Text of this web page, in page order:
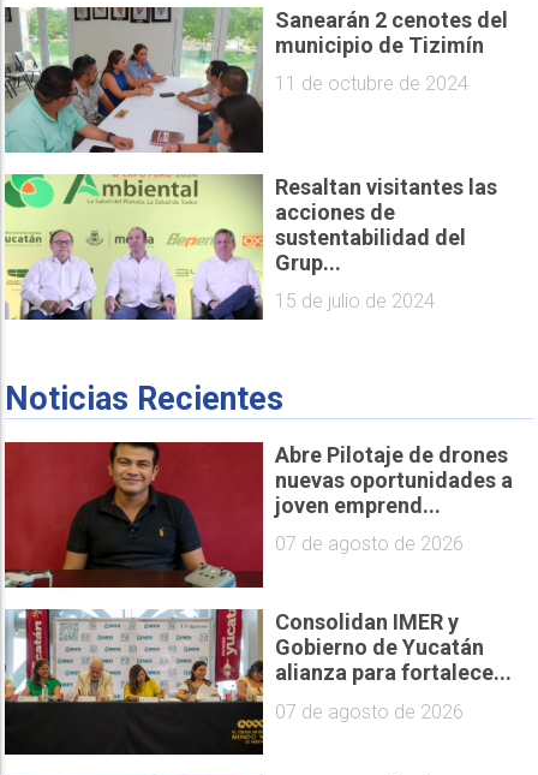
Sanearán 2 cenotes del
municipio de Tizimín
11 de octubre de 2024
Resaltan visitantes las
acciones de
sustentabilidad del
Grup...
15 de julio de 2024
Noticias Recientes
Abre Pilotaje de drones
nuevas oportunidades a
joven emprend...
07 de agosto de 2026
Consolidan IMER y
Gobierno de Yucatán
alianza para fortalece...
07 de agosto de 2026